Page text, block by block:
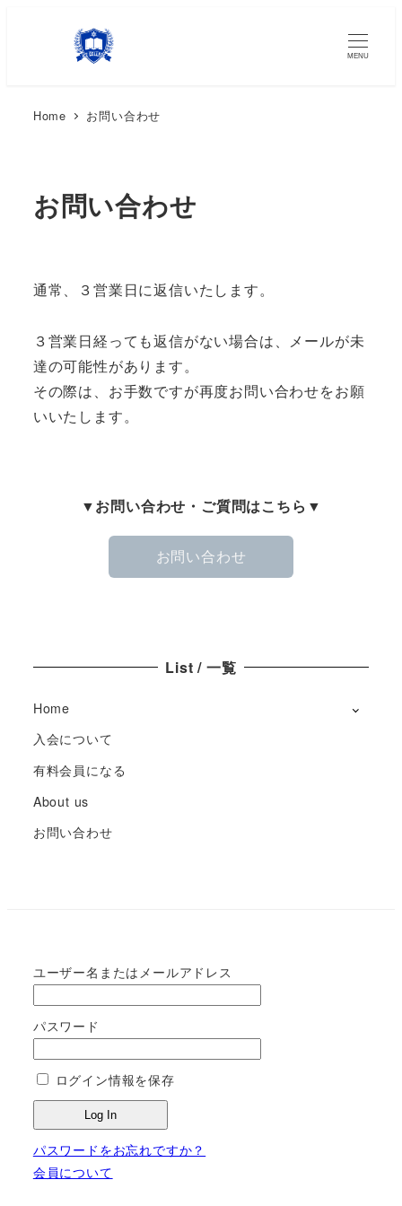
MENU
Home お問い合わせ
お問い合わせ
通常、３営業日に返信いたします。
３営業日経っても返信がない場合は、メールが未
達の可能性があります。
その際は、お手数ですが再度お問い合わせをお願
いいたします。
▼お問い合わせ・ご質問はこちら▼
お問い合わせ
List / 一覧
Home
入会について
有料会員になる
About us
お問い合わせ
ユーザー名またはメールアドレス
パスワード
ログイン情報を保存
パスワードをお忘れですか？
会員について